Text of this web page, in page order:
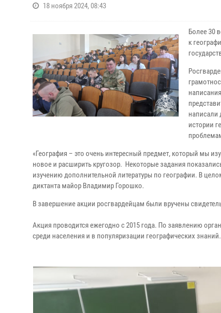
18 ноября 2024, 08:43
Более 30
к
написали
истории
«География – это очень интересный предмет, который мы
новое и расширить кругозор. Некоторые задания
изучению дополнительной литературы по географии. В
диктанта майор Владимир Горошко.
В завершение акции росгвардейцам были вручены
Акция проводится ежегодно с 2015 года. По заявлению
среди населения и в популяризации географических знаний.